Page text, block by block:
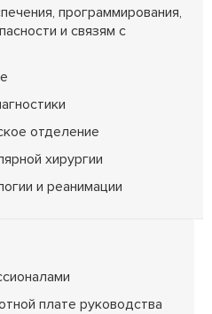
программирования,
и связям с
отделение
хирургии
и реанимации
плате руководства